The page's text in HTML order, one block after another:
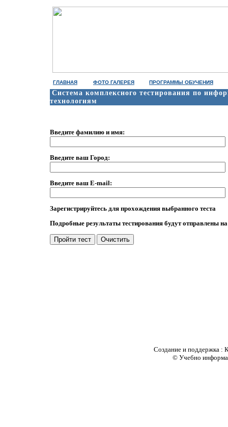
ГЛАВНАЯ ФОТО ГАЛЕРЕЯ ПРОГРАММЫ ОБУЧЕНИЯ
Система комплексного тестирования по
технологиям
Введите фамилию и имя:
Введите ваш Город:
Введите ваш E-mail:
Зарегистрируйтесь для прохождения выбранного теста
Подробные результаты тестирования будут отправлены
Создание и поддержка :
© Учебно